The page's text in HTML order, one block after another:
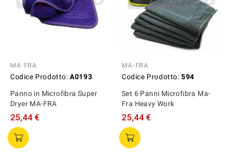
MA-FRA
Codice Prodotto: A0193
Panno in Microfibra Super
Dryer MA-FRA
25,44 €
MA-FRA
Codice Prodotto: 594
Set 6 Panni Microfibra Ma-
Fra Heavy Work
25,44 €